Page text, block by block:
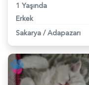
1 Yaşında
Erkek
Sakarya / Adapazarı